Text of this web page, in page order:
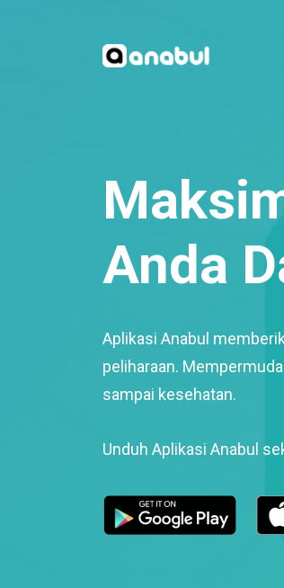
Anda
Aplikasi Anabul
peliharaan.
sampai kesehatan.
Unduh Aplikasi Anabul